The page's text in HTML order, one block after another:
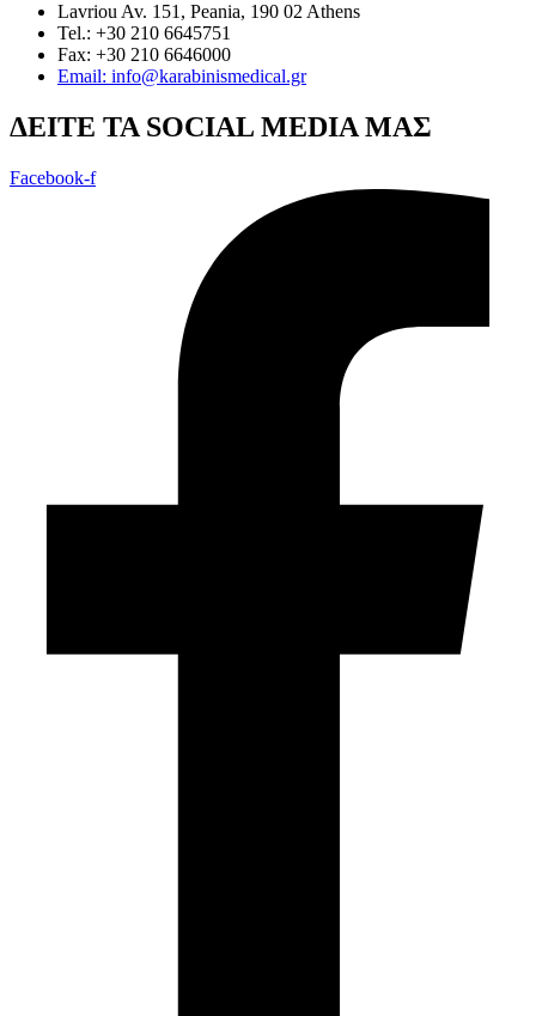
Lavriou Av. 151, Peania, 190 02 Athens
Tel.: +30 210 6645751
Fax: +30 210 6646000
Email: info@karabinismedical.gr
ΔEITE TA SOCIAL MEDIA ΜΑΣ
Facebook-f